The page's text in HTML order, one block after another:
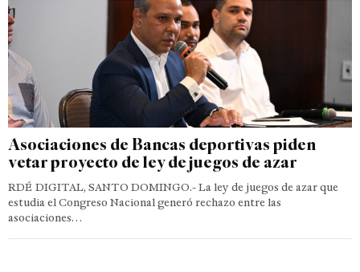
Asociaciones de Bancas deportivas piden
vetar proyecto de ley de juegos de azar
RDÉ DIGITAL, SANTO DOMINGO.- La ley de juegos de azar que
estudia el Congreso Nacional generó rechazo entre las
asociaciones…